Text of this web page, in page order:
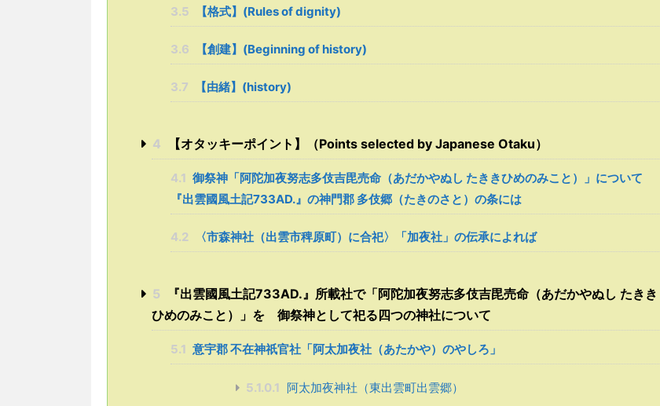
3.5 【格式】(Rules of dignity)
3.6 【創建】(Beginning of history)
3.7 【由緒】(history)
4 【オタッキーポイント】（Points selected by Japanese Otaku）
4.1 御祭神「阿陀加夜努志多伎吉毘売命（あだかやぬし たききひめのみこと）」について
『出雲國風土記733AD.』の神門郡 多伎郷（たきのさと）の条には
4.2 〈市森神社（出雲市稗原町）に合祀〉「加夜社」の伝承によれば
5
『出雲國風土記733AD.』所載社で「阿陀加夜努志多伎吉毘売命（あだかやぬし たきき
ひめのみこと）」を 御祭神として祀る四つの神社について
5.1 意宇郡 不在神祇官社「阿太加夜社（あたかや）のやしろ」
5.1.0.1 阿太加夜神社（東出雲町出雲郷）